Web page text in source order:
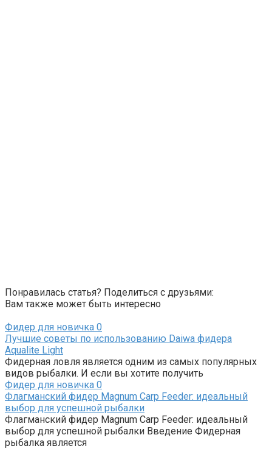
Понравилась статья? Поделиться с друзьями:
Вам также может быть интересно
Фидер для новичка 0
Лучшие советы по использованию Daiwa фидера
Aqualite Light
Фидерная ловля является одним из самых популярных
видов рыбалки. И если вы хотите получить
Фидер для новичка 0
Флагманский фидер Magnum Carp Feeder: идеальный
выбор для успешной рыбалки
Флагманский фидер Magnum Carp Feeder: идеальный
выбор для успешной рыбалки Введение Фидерная
рыбалка является